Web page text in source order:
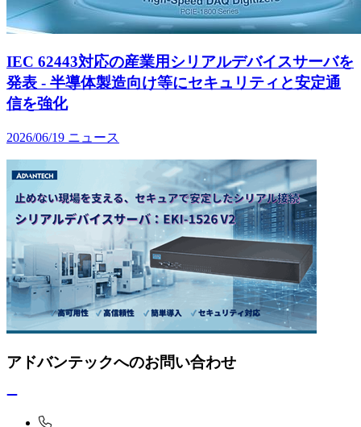
IEC 62443対応の産業用シリアルデバイスサーバを
発表 - 半導体製造向け等にセキュリティと安定通
信を強化
2026/06/19 ニュース
アドバンテックへのお問い合わせ